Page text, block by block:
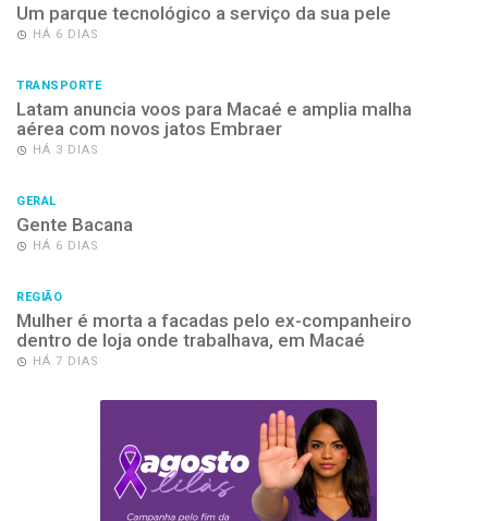
Um parque tecnológico a serviço da sua pele
HÁ 6 DIAS
TRANSPORTE
Latam anuncia voos para Macaé e amplia malha
aérea com novos jatos Embraer
HÁ 3 DIAS
GERAL
Gente Bacana
HÁ 6 DIAS
REGIÃO
Mulher é morta a facadas pelo ex-companheiro
dentro de loja onde trabalhava, em Macaé
HÁ 7 DIAS